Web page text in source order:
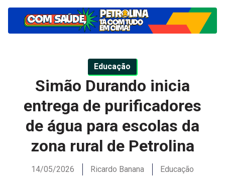
Educação
Simão Durando inicia
entrega de purificadores
de água para escolas da
zona rural de Petrolina
14/05/2026 Ricardo Banana Educação